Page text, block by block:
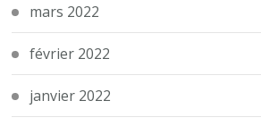
mars 2022
février 2022
janvier 2022